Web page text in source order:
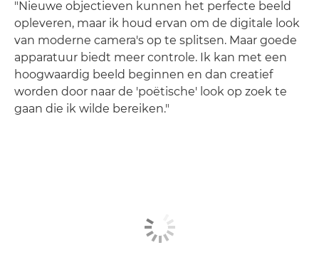
"Nieuwe objectieven kunnen het perfecte beeld
opleveren, maar ik houd ervan om de digitale look
van moderne camera's op te splitsen. Maar goede
apparatuur biedt meer controle. Ik kan met een
hoogwaardig beeld beginnen en dan creatief
worden door naar de 'poëtische' look op zoek te
gaan die ik wilde bereiken."